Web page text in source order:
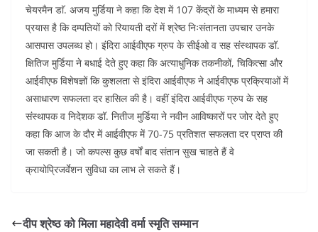
चेयरमैन डाॅ. अजय मुर्डिया ने कहा कि देश में 107 केंद्रों के माध्यम से हमारा
प्रयास है कि दम्पतियों को रियायती दरों में श्रेष्ठ निःसंतानता उपचार उनके
आसपास उपलब्ध हो। इंदिरा आईवीएफ ग्रुप के सीईओ व सह संस्थापक डॉ.
क्षितिज मुर्डिया ने बधाई देते हुए कहा कि अत्याधुनिक तकनीकों, चिकित्सा और
आईवीएफ विशेषज्ञों कि कुशलता से इंदिरा आईवीएफ ने आईवीएफ प्रक्रियाओं में
असाधारण सफलता दर हासिल की है। वहीं इंदिरा आईवीएफ ग्रुप के सह
संस्थापक व निदेशक डॉ. नितीज मुर्डिया ने नवीन आविष्कारों पर जोर देते हुए
कहा कि आज के दौर में आईवीएफ में 70-75 प्रतिशत सफलता दर प्राप्त की
जा सकती है। जो कपल्स कुछ वर्षों बाद संतान सुख चाहते हैं वे
क्रायोप्रिजर्वेशन सुविधा का लाभ ले सकते हैं।
दीप श्रेष्ठ को मिला महादेवी वर्मा स्मृति सम्मान